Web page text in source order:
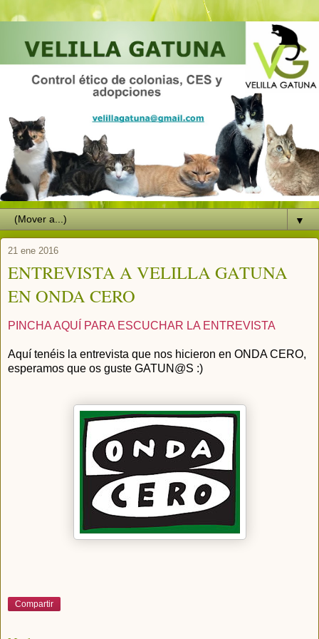
▼
21 ene 2016
ENTREVISTA A VELILLA GATUNA
EN ONDA CERO
PINCHA AQUÍ PARA ESCUCHAR LA ENTREVISTA
Aquí tenéis la entrevista que nos hicieron en ONDA CERO,
esperamos que os guste GATUN@S :)
Compartir